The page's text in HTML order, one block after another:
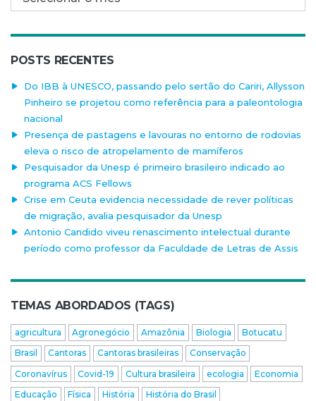
POSTS RECENTES
Do IBB à UNESCO, passando pelo sertão do Cariri, Allysson
Pinheiro se projetou como referência para a paleontologia
nacional
Presença de pastagens e lavouras no entorno de rodovias
eleva o risco de atropelamento de mamíferos
Pesquisador da Unesp é primeiro brasileiro indicado ao
programa ACS Fellows
Crise em Ceuta evidencia necessidade de rever políticas
de migração, avalia pesquisador da Unesp
Antonio Candido viveu renascimento intelectual durante
período como professor da Faculdade de Letras de Assis
TEMAS ABORDADOS (TAGS)
agricultura Agronegócio Amazônia Biologia
Botucatu
Brasil
Cantoras Cantoras brasileiras
Conservação
Coronavírus
Covid-19 Cultura brasileira ecologia
Economia
Educação
Física História
História do Brasil